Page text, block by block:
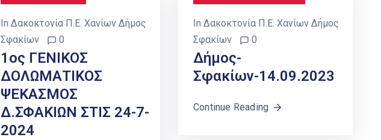
In Δακοκτονία Π.Ε. Χανίων Δήμος
Σφακίων
0
1ος ΓΕΝΙΚΟΣ
ΔΟΛΩΜΑΤΙΚΟΣ
ΨΕΚΑΣΜΟΣ
Δ.ΣΦΑΚΙΩΝ ΣΤΙΣ 24-7-
2024
In Δακοκτονία Π.Ε. Χανίων Δήμος
Σφακίων
0
Δήμος-
Σφακίων-14.09.2023
Continue Reading